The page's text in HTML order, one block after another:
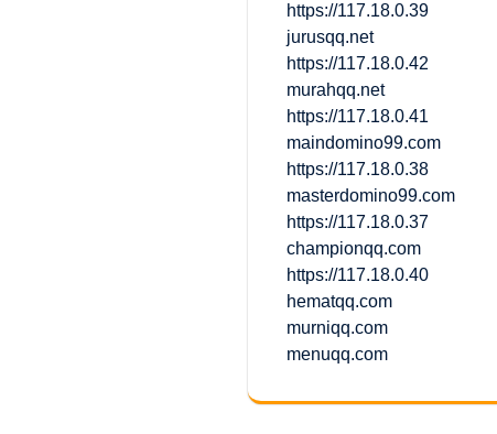
https://117.18.0.39
jurusqq.net
https://117.18.0.42
murahqq.net
https://117.18.0.41
maindomino99.com
https://117.18.0.38
masterdomino99.com
https://117.18.0.37
championqq.com
https://117.18.0.40
hematqq.com
murniqq.com
menuqq.com